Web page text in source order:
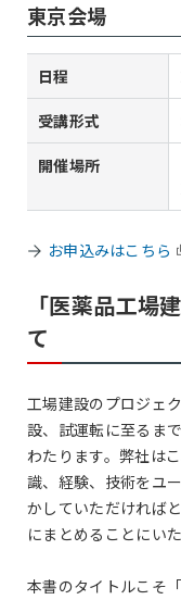
東京会場
日程
受講形式
開催場所
お申込みはこちら
「医薬品工場
て
工場建設のプロジェ
設、試運転に至るま
わたります。弊社は
識、経験、技術をユ
かしていただければ
にまとめることにい
本書のタイトルこそ